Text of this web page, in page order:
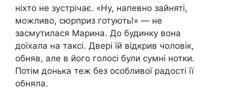
ніхто не зустрічає. «Ну, напевно зайняті,
можливо, сюрприз готують!» — не
засмутилася Марина. До будинку вона
доїхала на таксі. Двері їй відкрив чоловік,
обняв, але в його голосі були сумні нотки.
Потім донька теж без особливої радості її
обняла.